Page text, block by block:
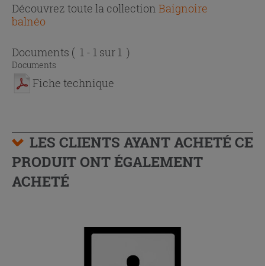
Découvrez toute la collection Baignoire
balnéo
Documents ( 1 - 1 sur 1 )
Documents
Fiche technique
LES CLIENTS AYANT ACHETÉ CE
PRODUIT ONT ÉGALEMENT
ACHETÉ